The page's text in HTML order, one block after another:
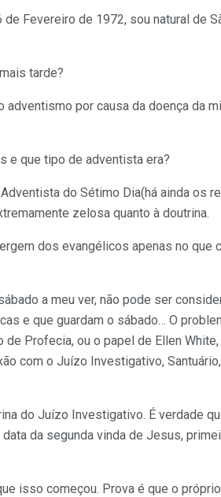
Fevereiro de 1972, sou natural de
tarde?
por causa da doença da
e que tipo de adventista era?
do Sétimo Dia(há ainda os
zelosa quanto à doutrina.
dos evangélicos apenas no que
a meu ver, não pode ser
e que guardam o sábado… O
Profecia, ou o papel de Ellen
com o Juízo Investigativo,
do Juízo Investigativo. É verdade
da segunda vinda de Jesus,
isso começou. Prova é que o